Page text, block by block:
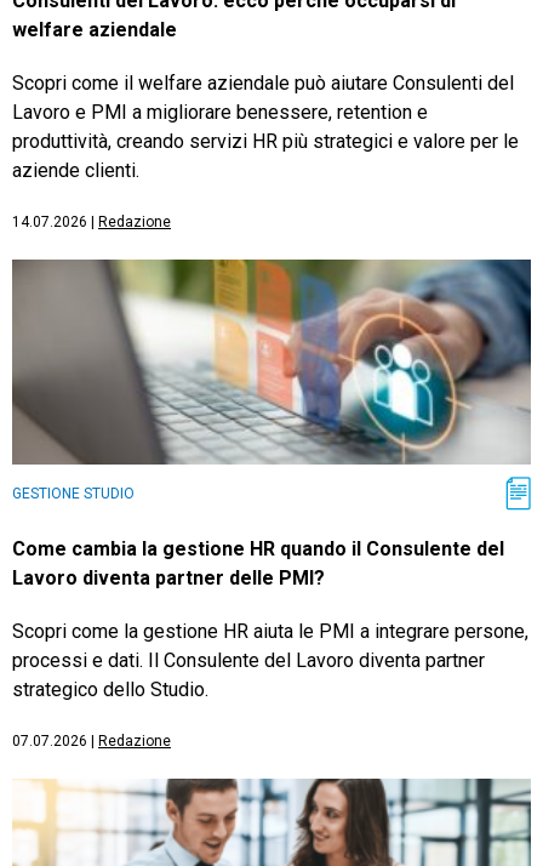
welfare aziendale
Scopri come il welfare aziendale può aiutare Consulenti del
Lavoro e PMI a migliorare benessere, retention e
produttività, creando servizi HR più strategici e valore per le
aziende clienti.
14.07.2026 Redazione
GESTIONE STUDIO
Come cambia la gestione HR quando il Consulente del
Lavoro diventa partner delle PMI?
Scopri come la gestione HR aiuta le PMI a integrare persone,
processi e dati. Il Consulente del Lavoro diventa partner
strategico dello Studio.
07.07.2026 Redazione